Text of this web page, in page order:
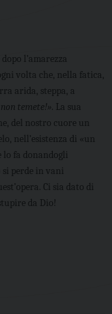
l’amarezza
volta che, nella fatica,
arida, steppa, a
temete!». La sua
del nostro cuore un
nell’esistenza di «un
lo fa donandogli
perde in vani
Ci sia dato di
da Dio!